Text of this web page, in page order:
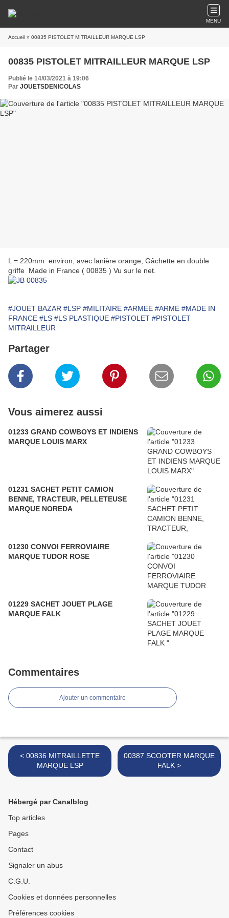
MENU
Accueil » 00835 PISTOLET MITRAILLEUR MARQUE LSP
00835 PISTOLET MITRAILLEUR MARQUE LSP
Publié le 14/03/2021 à 19:06
Par JOUETSDENICOLAS
L = 220mm environ, avec lanière orange, Gâchette en double
griffe Made in France ( 00835 ) Vu sur le net.
#JOUET BAZAR #LSP #MILITAIRE #ARMEE #ARME #MADE IN
FRANCE #LS #LS PLASTIQUE #PISTOLET #PISTOLET
MITRAILLEUR
Partager
Vous aimerez aussi
01233 GRAND COWBOYS ET INDIENS
MARQUE LOUIS MARX
01231 SACHET PETIT CAMION
BENNE, TRACTEUR, PELLETEUSE
MARQUE NOREDA
01230 CONVOI FERROVIAIRE
MARQUE TUDOR ROSE
01229 SACHET JOUET PLAGE
MARQUE FALK
Commentaires
Ajouter un commentaire
< 00836 MITRAILLETTE
MARQUE LSP
00387 SCOOTER MARQUE
FALK >
Hébergé par Canalblog
Top articles
Pages
Contact
Signaler un abus
C.G.U.
Cookies et données personnelles
Préférences cookies